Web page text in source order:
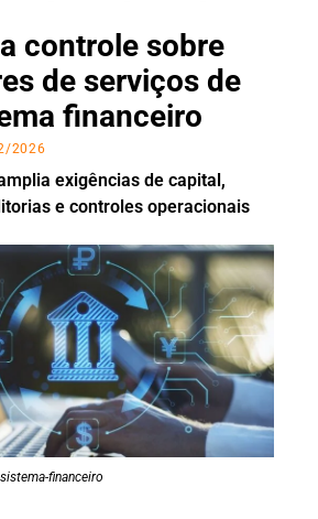
controle sobre
de serviços de
financeiro
2026
exigências de capital,
e controles operacionais
financeiro